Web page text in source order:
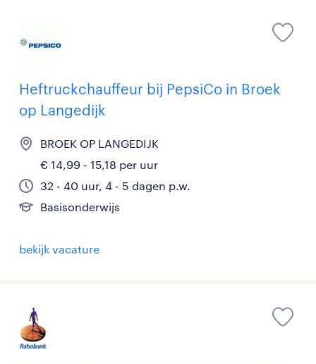
Heftruckchauffeur bij PepsiCo in Broek
op Langedijk
BROEK OP LANGEDIJK
€ 14,99 - 15,18 per uur
32 - 40 uur, 4 - 5 dagen p.w.
Basisonderwijs
bekijk vacature